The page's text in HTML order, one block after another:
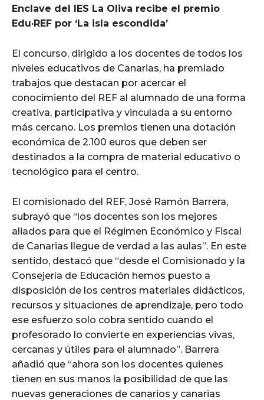
Enclave del IES La Oliva recibe el premio
Edu·REF por ‘La isla escondida’
El concurso, dirigido a los docentes de todos los
niveles educativos de Canarias, ha premiado
trabajos que destacan por acercar el
conocimiento del REF al alumnado de una forma
creativa, participativa y vinculada a su entorno
más cercano. Los premios tienen una dotación
económica de 2.100 euros que deben ser
destinados a la compra de material educativo o
tecnológico para el centro.
El comisionado del REF, José Ramón Barrera,
subrayó que “los docentes son los mejores
aliados para que el Régimen Económico y Fiscal
de Canarias llegue de verdad a las aulas”. En este
sentido, destacó que “desde el Comisionado y la
Consejería de Educación hemos puesto a
disposición de los centros materiales didácticos,
recursos y situaciones de aprendizaje, pero todo
ese esfuerzo solo cobra sentido cuando el
profesorado lo convierte en experiencias vivas,
cercanas y útiles para el alumnado”. Barrera
añadió que “ahora son los docentes quienes
tienen en sus manos la posibilidad de que las
nuevas generaciones de canarios y canarias